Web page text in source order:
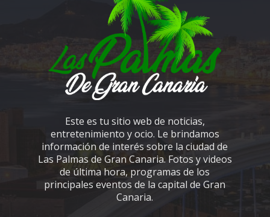
Este es tu sitio web de noticias,
entretenimiento y ocio. Le brindamos
información de interés sobre la ciudad de
Las Palmas de Gran Canaria. Fotos y videos
de última hora, programas de los
principales eventos de la capital de Gran
Canaria.